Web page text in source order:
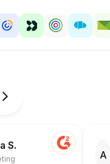
S.
A